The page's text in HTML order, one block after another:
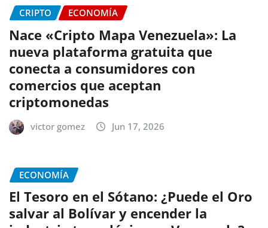
CRIPTO ECONOMÍA
Nace «Cripto Mapa Venezuela»: La
nueva plataforma gratuita que
conecta a consumidores con
comercios que aceptan
criptomonedas
victor gomez Jun 17, 2026
ECONOMÍA
El Tesoro en el Sótano: ¿Puede el Oro
salvar al Bolívar y encender la